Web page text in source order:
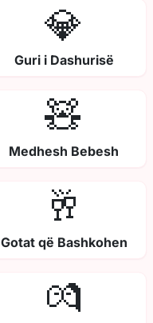
💎
Guri i Dashurisë
🧸
Medhesh Bebesh
🥂
Gotat që Bashkohen
💏